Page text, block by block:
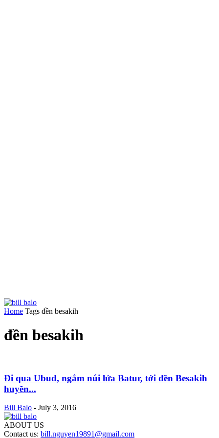
Home Tags đền besakih
đền besakih
Đi qua Ubud, ngắm núi lửa Batur, tới đền Besakih
huyền...
Bill Balo - July 3, 2016
ABOUT US
Contact us: bill.nguyen19891@gmail.com